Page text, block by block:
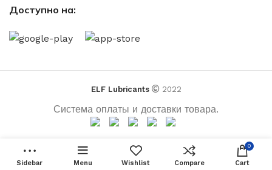
Доступно на:
ELF Lubricants 2022
Система оплаты и доставки товара.
Sidebar Menu Wishlist Compare
0
Cart